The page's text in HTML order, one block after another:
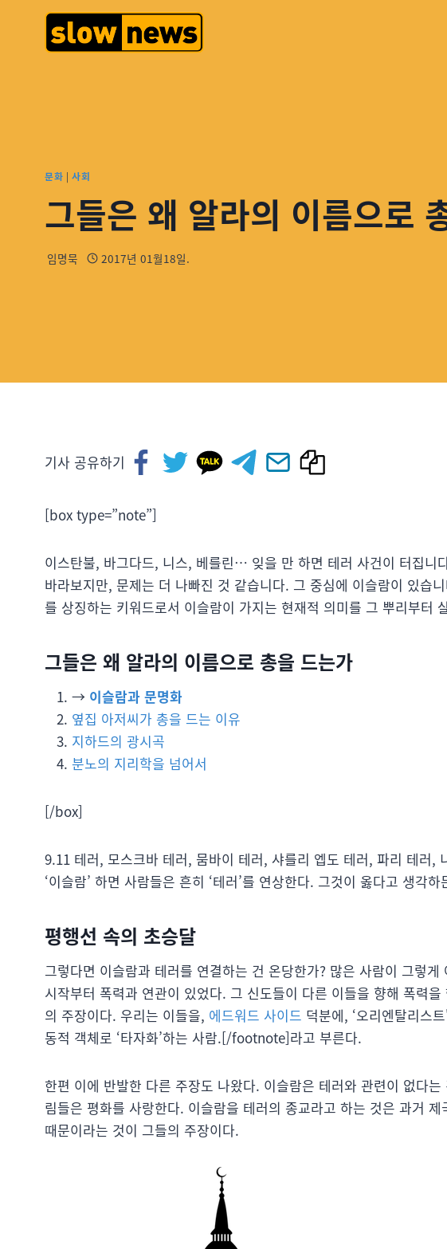
문화 | 사회
그들은 왜 알라의 이름으로
임명묵 2017년 01월18일.
기사 공유하기
[box type=”note”]
이스탄불, 바그다드, 니스, 베를린… 잊을 만 하면 테러 사건이 터집니
바라보지만, 문제는 더 나빠진 것 같습니다. 그 중심에 이슬람이 있습
를 상징하는 키워드로서 이슬람이 가지는 현재적 의미를 그 뿌리부터
그들은 왜 알라의 이름으로 총을 드는가
→ 이슬람과 문명화
옆집 아저씨가 총을 드는 이유
지하드의 광시곡
분노의 지리학을 넘어서
[/box]
9.11 테러, 모스크바 테러, 뭄바이 테러, 샤를리 엡도 테러, 파리 테러,
‘이슬람’ 하면 사람들은 흔히 ‘테러’를 연상한다. 그것이 옳다고 생각
평행선 속의 초승달
그렇다면 이슬람과 테러를 연결하는 건 온당한가? 많은 사람이 그렇
시작부터 폭력과 연관이 있었다. 그 신도들이 다른 이들을 향해 폭력
의 주장이다. 우리는 이들을, 에드워드 사이드 덕분에, ‘오리엔탈리스
동적 객체로 ‘타자화’하는 사람.[/footnote]라고 부른다.
한편 이에 반발한 다른 주장도 나왔다. 이슬람은 테러와 관련이 없다
림들은 평화를 사랑한다. 이슬람을 테러의 종교라고 하는 것은 과거
때문이라는 것이 그들의 주장이다.